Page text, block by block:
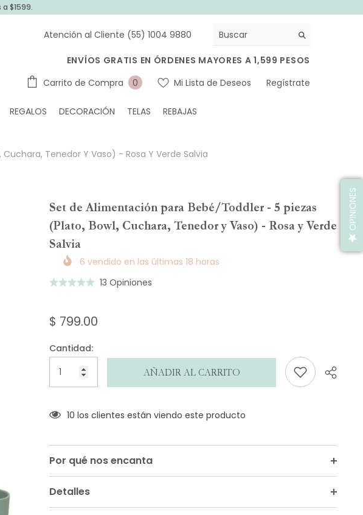
$1599.
Atención al Cliente (55) 1004 9880
ENVÍOS GRATIS EN ÓRDENES MAYORES A 1,599 PESOS
Carrito de Compra
0 0
Mi Lista de Deseos Regístrate
REGALOS DECORACIÓN TELAS REBAJAS
Tenedor Y Vaso) - Rosa Y Verde Salvia
Set de Alimentación para Bebé/Toddler - 5 piezas
(Plato, Bowl, Cuchara, Tenedor y Vaso) - Rosa y Verde
Salvia
6 vendido en las últimas18 horas
Puntuado
5
13 OpinionesBasado
$ 799.00
Cantidad:
AÑADIR AL CARRITO
10 los clientes están viendo este producto
Por qué nos encanta
Detalles
OPINIONES